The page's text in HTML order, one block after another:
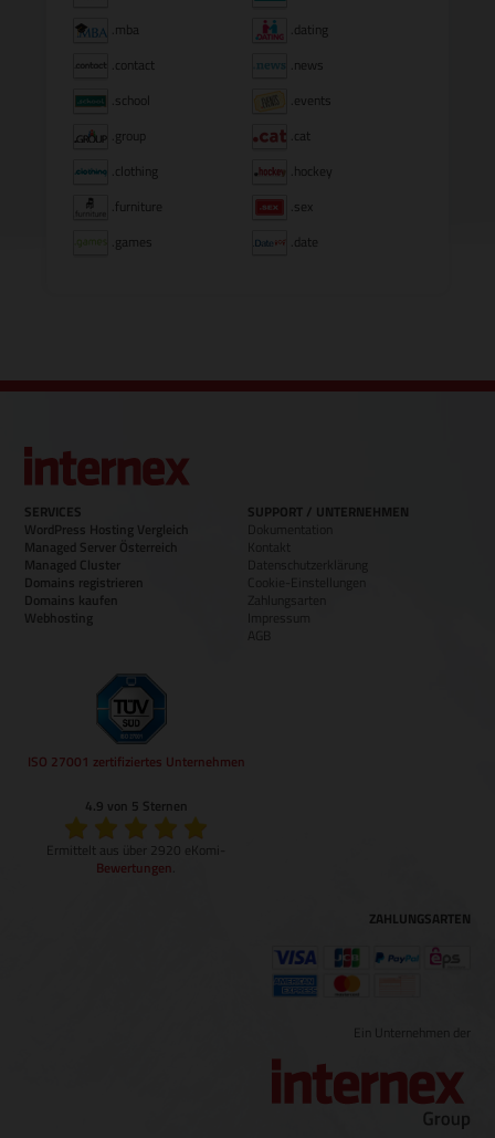
.mba
.dating
.contact
.news
.school
.events
.group
.cat
.clothing
.hockey
.furniture
.sex
.games
.date
SERVICES
WordPress Hosting Vergleich
Managed Server Österreich
Managed Cluster
Domains registrieren
Domains kaufen
Webhosting
SUPPORT / UNTERNEHMEN
Dokumentation
Kontakt
Datenschutzerklärung
Cookie-Einstellungen
Zahlungsarten
Impressum
AGB
ISO 27001 zertifiziertes Unternehmen
4.9 von 5 Sternen
Ermittelt aus über 2920 eKomi-
Bewertungen
ZAHLUNGSARTEN
Ein Unternehmen der